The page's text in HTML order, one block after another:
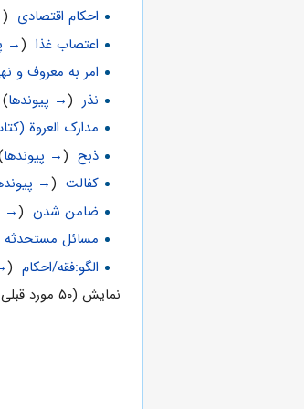
احکام اقتصادی (
اعتصاب غذا‌‌‌‌‌‏
(
→
امر به معروف و
نذر‏
(→ پیوندها)
مدارک العروة
ذبح‏
(→ پیوندها
کفالت‏
(
→
ضامن شدن‏
(
→
مسائل مستحدثه‏
الگو:فقه/احکام‏
(
نمایش (۵۰ مورد قبلی | ۵۰ مورد بعدی) (